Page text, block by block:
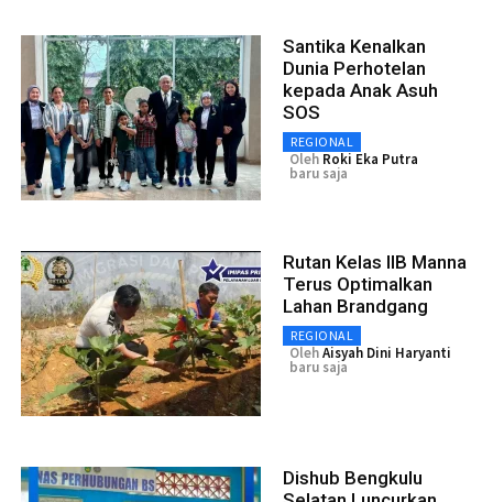
Santika Kenalkan
Dunia Perhotelan
kepada Anak Asuh
SOS
REGIONAL
Oleh Roki Eka Putra
baru saja
Rutan Kelas IIB Manna
Terus Optimalkan
Lahan Brandgang
REGIONAL
OlehAisyah Dini Haryanti
baru saja
Dishub Bengkulu